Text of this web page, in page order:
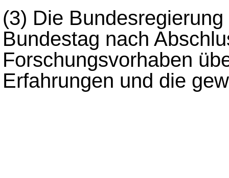
(3) Die
Bundestag nach
Forschungsvorhaben
Erfahrungen und die